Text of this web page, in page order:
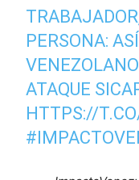
PERSONA:
ATAQUE
HTTPS://